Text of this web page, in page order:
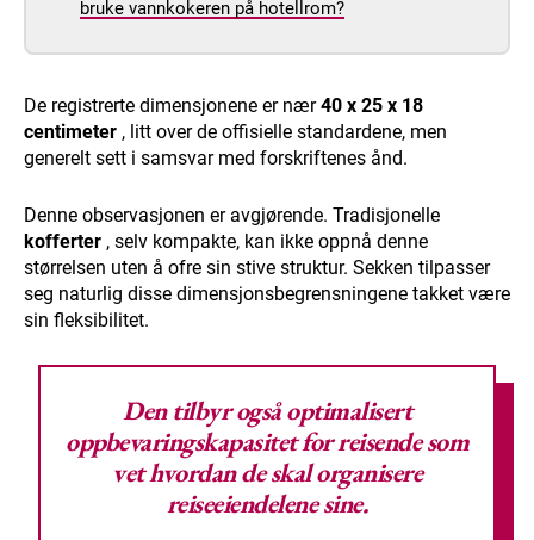
bruke vannkokeren på hotellrom?
De registrerte dimensjonene er nær40 x 25 x 18
centimeter , litt over de offisielle standardene, men
generelt sett i samsvar med forskriftenes ånd.
Denne observasjonen er avgjørende. Tradisjonelle
kofferter , selv kompakte, kan ikke oppnå denne
størrelsen uten å ofre sin stive struktur. Sekken tilpasser
seg naturlig disse dimensjonsbegrensningene takket være
sin fleksibilitet.
Den tilbyr også optimalisert
oppbevaringskapasitet for reisende som
vet hvordan de skal organisere
reiseeiendelenesine.